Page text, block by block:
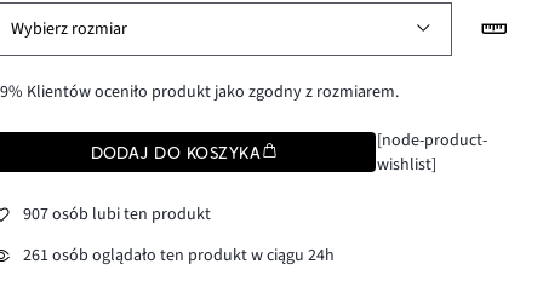
Wybierz rozmiar
Klientów oceniło produkt jako zgodny z rozmiarem.
DODAJ DO KOSZYKA
[node-product-
wishlist]
907 osób lubi ten produkt
261 osób oglądało ten produkt w ciągu 24h